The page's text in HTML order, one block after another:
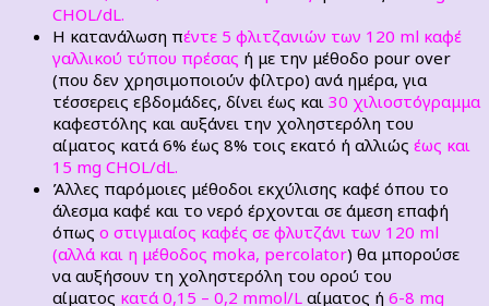
CHOL/dL.
Η κατανάλωση πέντε 5 φλιτζανιών των 120 ml καφέ
γαλλικού τύπου πρέσας ή με την μέθοδο pour over
(που δεν χρησιμοποιούν φίλτρο) ανά ημέρα, για
τέσσερεις εβδομάδες, δίνει έως και 30 χιλιοστόγραμμα
καφεστόλης και αυξάνει την χοληστερόλη του
αίματος κατά 6% έως 8% τοις εκατό ή αλλιώς έως και
15 mg CHOL/dL.
Άλλες παρόμοιες μέθοδοι εκχύλισης καφέ όπου το
άλεσμα καφέ και το νερό έρχονται σε άμεση επαφή
όπως ο στιγμιαίος καφές σε φλυτζάνι των 120 ml
(αλλά και η μέθοδος moka, percolator) θα μπορούσε
να αυξήσουν τη χοληστερόλη του ορού του
αίματος κατά 0,15 – 0,2 mmol/L αίματος ή 6-8 mg